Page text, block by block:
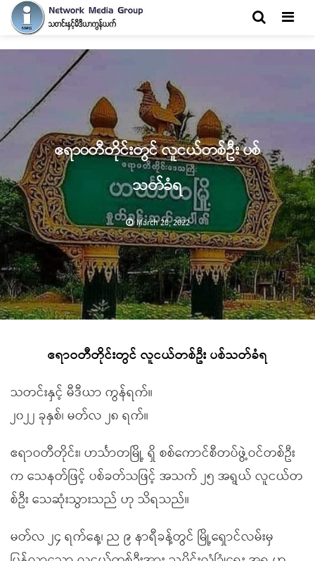
ဧရာဝတီတိုင်းတွင် လူငယ်တစ်ဦး ပစ်
သတ်ခံရ
March 28, 2022
ဧရာဝတီတိုင်းတွင် လူငယ်တစ်ဦး ပစ်သတ်ခံရ
သတင်းနှင့် မီဒီယာ ကွန်ရက်။
၂၀၂၂ ခုနှစ်၊ မတ်လ ၂၈ ရက်။
ဧရာဝတီတိုင်း၊ ဟင်္သာတမြို့ ရှိ စစ်ကောင်စီတပ်ဖွဲ့ဝင်တစ်ဦး
က သေနတ်ဖြင့် ပစ်ခတ်သဖြင့် အသက် ၂၅ အရွယ် လူငယ်တ
စ်ဦး သေဆုံးသွားသည် ဟု သိရသည်။
မတ်လ ၂၄ ရက်နေ့၊ ည ၉ နာရီခန့်တွင် မြို့ရှောင်လမ်းမှ